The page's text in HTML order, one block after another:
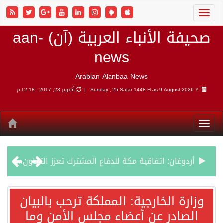
صحيفة الأنباء العربية (آن) aan-
news
Arabian Alanbaa News
Sunday , 25 Safar 1448 H as9 August 2026 Y | أكتوبر 23, 2017 , 12:18 م
أردوغان: اتفاقية مكة للدفاع المشترك تعزز التعاون الأمني ولا تستهدف أي دولة
سمو وزير الخارجية : اتفاقية مكة تعكس الإرادة السياسية لحماية أمن المنطقة
وزارة الخارجية: المملكة ترحب بالبيان
الصادر عن أعضاء مجلس الأمن وما